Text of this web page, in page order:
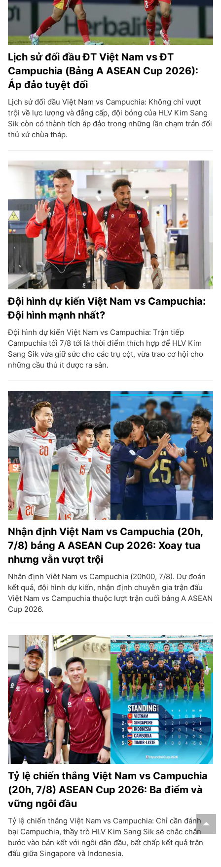
Lịch sử đối đầu ĐT Việt Nam vs ĐT
Campuchia (Bảng A ASEAN Cup 2026):
Áp đảo tuyệt đối
Lịch sử đối đầu Việt Nam vs Campuchia: Không chỉ vượt
trội về lực lượng và đẳng cấp, đội bóng của HLV Kim Sang
Sik còn có thành tích áp đảo trong những lần chạm trán đối
thủ xứ chùa tháp.
Đội hình dự kiến Việt Nam vs Campuchia:
Đội hình mạnh nhất?
Đội hình dự kiến Việt Nam vs Campuchia: Trận tiếp
Campuchia tối 7/8 tới là thời điểm thích hợp để HLV Kim
Sang Sik vừa giữ sức cho các trụ cột, vừa trao cơ hội cho
những cầu thủ ít được ra sân.
Nhận định Việt Nam vs Campuchia (20h,
7/8) bảng A ASEAN Cup 2026: Xoay tua
nhưng vẫn vượt trội
Nhận định Việt Nam vs Campuchia (20h00, 7/8). Dự đoán
kết quả, đội hình dự kiến, nhận định chuyên gia trận đấu
Việt Nam vs Campuchia thuộc lượt trận cuối bảng A ASEAN
Cup 2026.
Tỷ lệ chiến thắng Việt Nam vs Campuchia
(20h, 7/8) ASEAN Cup 2026: Ba điểm và
vững ngôi đầu
Tỷ lệ chiến thắng Việt Nam vs Campuchia: Chỉ cần đánh
bại Campuchia, thầy trò HLV Kim Sang Sik sẽ chắc chắn
bước vào bán kết với ngôi dẫn đầu, bất chấp kết quả trận
đấu giữa Singapore và Indonesia.